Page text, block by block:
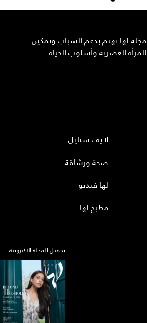
مجلة لها تهتم بدعم الشباب وتمكين
المرأة العصرية وأسلوب الحياة.
لايف ستايل
صحة ورشاقة
لها فيديو
مطبخ لها
تحميل المجلة الاكترونية